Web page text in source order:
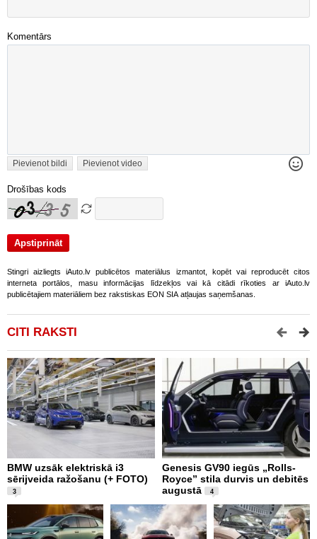
Komentārs
Pievienot bildi Pievienot video
Drošības kods
Stingri aizliegts iAuto.lv publicētos materiālus izmantot, kopēt vai reproducēt citos
interneta portālos, masu informācijas līdzekļos vai kā citādi rīkoties ar iAuto.lv
publicētajiem materiāliem bez rakstiskas EON SIA atļaujas saņemšanas.
CITI RAKSTI
BMW uzsāk elektriskā i3
sērijveida ražošanu (+ FOTO)
3
Genesis GV90 iegūs „Rolls-
Royce” stila durvis un debitēs
augustā
4